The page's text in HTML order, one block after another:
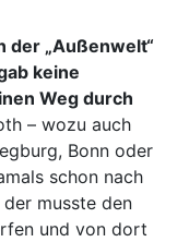
der „Außenwelt“
keine
Weg durch
– wozu auch
Bonn oder
schon nach
musste den
und von dort